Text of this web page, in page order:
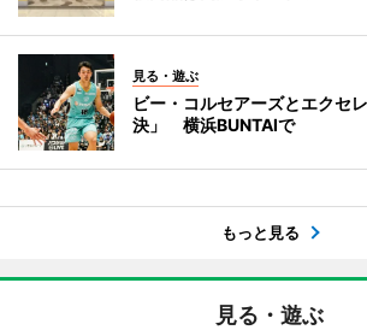
見る・遊ぶ
ビー・コルセアーズとエクセ
決」 横浜BUNTAIで
もっと見る
見る・遊ぶ